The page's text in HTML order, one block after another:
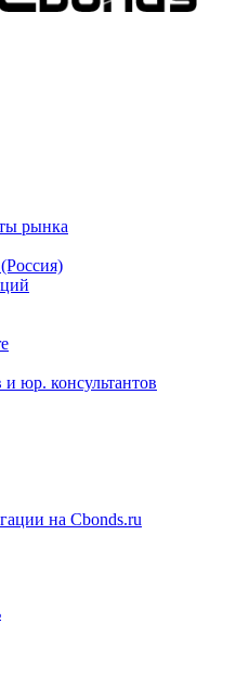
рынка
юр. консультантов
на Cbonds.ru